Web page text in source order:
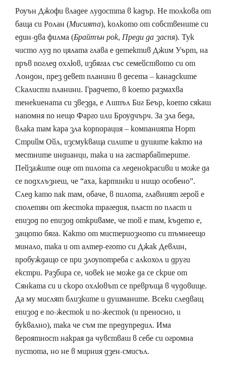
Роуън Джофи владее лудостта в кадър. Не толкова от
баща си Ролан (Мисията), колкото от собствените си
един-два филма (Брайтън рок, Преди да заспя). Тук
чисто луд по цялата глава е детектив Джим Уърт, на
пръв поглед охлюв, избягал със семейството си от
Лондон, през девет планини в десета – канадските
Скалисти планини. Градчето, в което размахва
тенекиената си звезда, е Литъл Биг Беър, което сякаш
напомня по нещо Фарго или Броудчърч. За зла беда,
влака там кара зла корпорация – компанията Норт
Стрийм Ойл, изсмукваща силите и душите както на
местните индианци, така и на гастарбайтерите.
Пейзажите още от пилота са леденокрасиви и може да
се подхлъзнеш, че “аха, картинки и нищо особено”.
След като пак там, обаче, в пилота, главният герой е
сполетян от жестока трагедия, пласт по пласт и
епизод по епизод откриваме, че той е там, където е,
защото бяга. Както от мистериозното си тъмнеещо
минало, така и от алтер-егото си Джак Девлин,
пробуждащо се при злоупотреба с алкохол и други
екстри. Разбира се, човек не може да се скрие от
Сянката си и скоро охлювът се превръща в чудовище.
Да му мислят близките и душманите. Всеки следващ
епизод е по-жесток и по-жесток (и преносно, и
буквално), така че съм те предупредил. Има
вероятност накрая да чувстваш в себе си огромна
пустота, но не в мирния дзен-смисъл.